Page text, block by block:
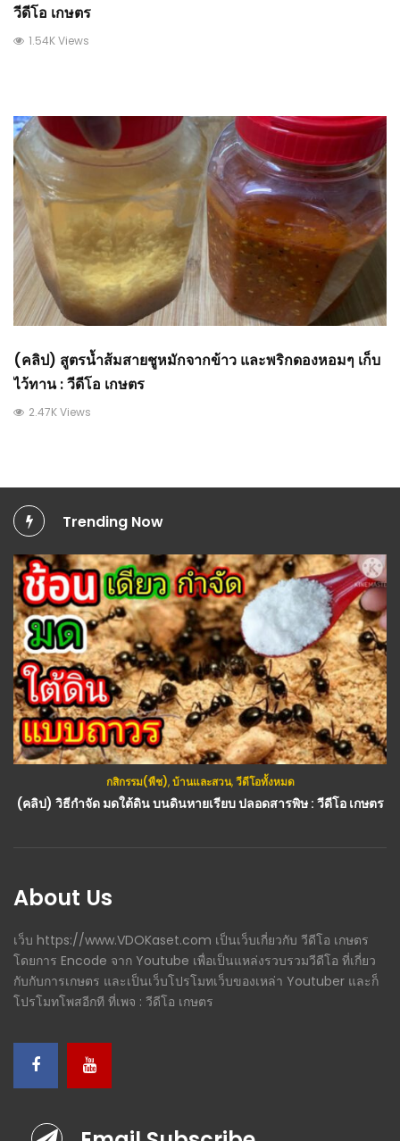
วีดีโอ เกษตร
1.54K Views
(คลิป) สูตรน้ำส้มสายชูหมักจากข้าว และพริกดองหอมๆ เก็บ
ไว้ทาน : วีดีโอ เกษตร
2.47K Views
Trending Now
กสิกรรม(พืช),บ้านและสวน,วีดีโอทั้งหมด
(คลิป) วิธีกำจัด มดใต้ดิน บนดินหายเรียบ ปลอดสารพิษ : วีดีโอ เกษตร
กสิกรรม(พืช),ข่าว,วีดีโอทั้งหมด,สมุนไพร,อาชีพ
(คลิป) กัญชาไทย…ใครได้ ? : Big Story เรื่องใหญ่ : วีดีโอ เกษตร
About Us
เว็บ https://www.VDOKaset.com เป็นเว็บเกี่ยวกับ วีดีโอ เกษตร
โดยการ Encode จาก Youtube เพื่อเป็นแหล่งรวบรวมวีดีโอ ที่เกี่ยว
กับกับการเกษตร และเป็นเว็บโปรโมทเว็บของเหล่า Youtuber และก็
โปรโมทโพสอีกที ที่เพจ : วีดีโอ เกษตร